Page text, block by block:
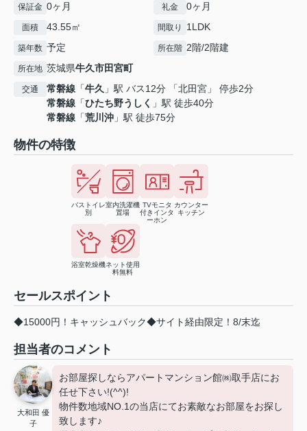
保証金 0ヶ月 礼金 0ヶ月
面積 43.55㎡ 間取り 1LDK
築年数 予定 所在階 2階/2階建
所在地 茨城県牛久市田宮町
交通 常磐線 「牛久 」駅 バス12分 「北田宮」 停歩2分
常磐線 「ひたち野うしく 」駅 徒歩40分
常磐線 「荒川沖 」駅 徒歩75分
物件の特徴
バストイレ
別
室内洗濯機
置場
TVモニタ
付きインタ
ーホン
カウンター
キッチン
浴室乾燥機ネット使用
料無料
セールスポイント
◆15000円！キャッシュバック◆サイト経由限定！8/末迄
担当者のコメント
大和田 優
子
お部屋探しならアパートマンション館㈱取手店にお
任せ下さい!(^^)!
物件数地域NO.1の当店にてお素敵なお部屋をお探し
致します♪